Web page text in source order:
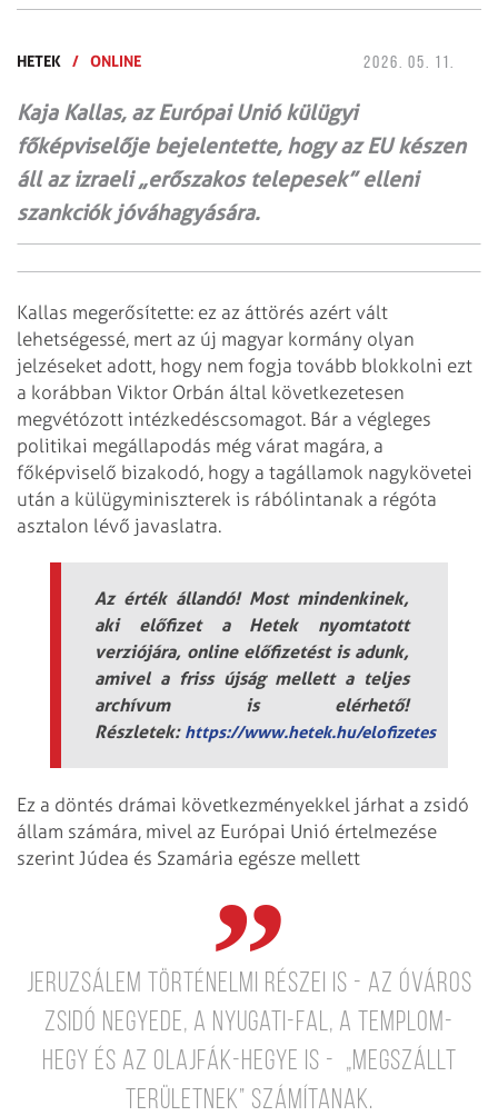
HETEK / ONLINE 2026. 05. 11.
Kaja Kallas, az Európai Unió külügyi
főképviselője bejelentette, hogy az EU készen
áll az izraeli „erőszakos telepesek” elleni
szankciók jóváhagyására.
Kallas megerősítette: ez az áttörés azért vált
lehetségessé, mert az új magyar kormány olyan
jelzéseket adott, hogy nem fogja tovább blokkolni ezt
a korábban Viktor Orbán által következetesen
megvétózott intézkedéscsomagot. Bár a végleges
politikai megállapodás még várat magára, a
főképviselő bizakodó, hogy a tagállamok nagykövetei
után a külügyminiszterek is rábólintanak a régóta
asztalon lévő javaslatra.
Az érték állandó! Most mindenkinek,
aki előfizet a Hetek nyomtatott
verziójára, online előfizetést is adunk,
amivel a friss újság mellett a teljes
archívum is elérhető!
Részletek: https://www.hetek.hu/elofizetes
Ez a döntés drámai következményekkel járhat a zsidó
állam számára, mivel az Európai Unió értelmezése
szerint Júdea és Szamária egésze mellett
Jeruzsálem történelmi részei is - az Óváros
zsidó negyede, a Nyugati-fal, a Templom-
hegy és az Olajfák-hegye is - „megszállt
területnek” számítanak.